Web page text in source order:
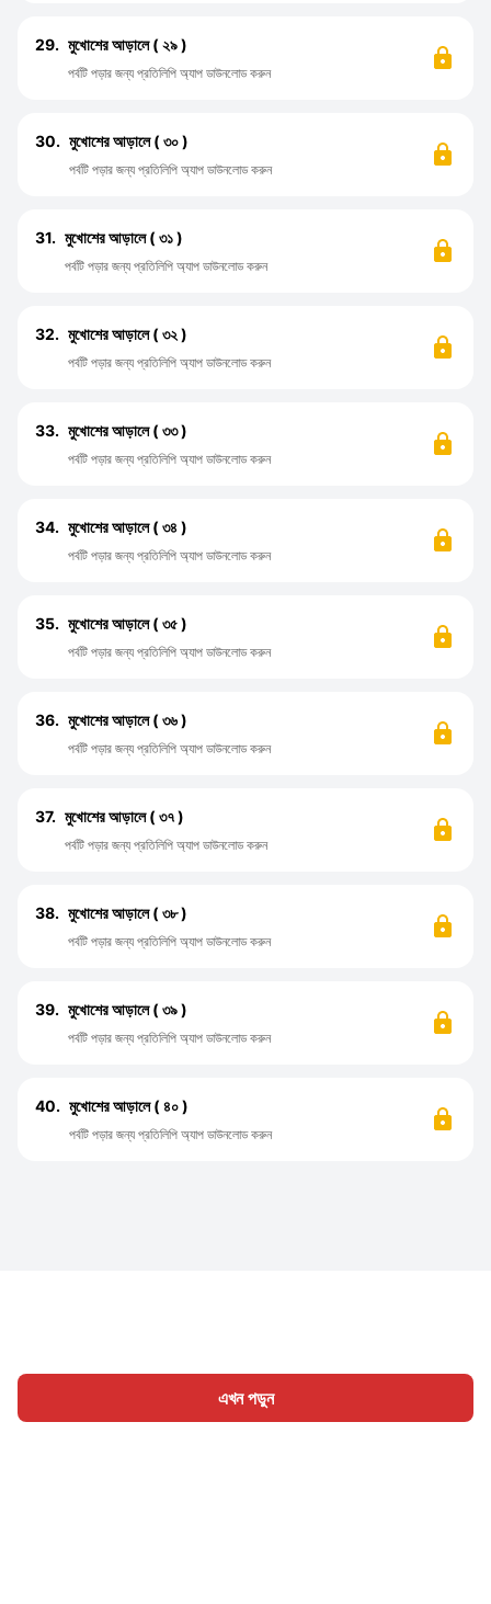
এখন পড়ুন
29. মুখোশের আড়ালে ( ২৯ )
পর্বটি পড়ার জন্য প্রতিলিপি অ্যাপ ডাউনলোড করুন
30. মুখোশের আড়ালে ( ৩০ )
পর্বটি পড়ার জন্য প্রতিলিপি অ্যাপ ডাউনলোড করুন
31. মুখোশের আড়ালে ( ৩১ )
পর্বটি পড়ার জন্য প্রতিলিপি অ্যাপ ডাউনলোড করুন
32. মুখোশের আড়ালে ( ৩২ )
পর্বটি পড়ার জন্য প্রতিলিপি অ্যাপ ডাউনলোড করুন
33. মুখোশের আড়ালে ( ৩৩ )
পর্বটি পড়ার জন্য প্রতিলিপি অ্যাপ ডাউনলোড করুন
34. মুখোশের আড়ালে ( ৩৪ )
পর্বটি পড়ার জন্য প্রতিলিপি অ্যাপ ডাউনলোড করুন
35. মুখোশের আড়ালে ( ৩৫ )
পর্বটি পড়ার জন্য প্রতিলিপি অ্যাপ ডাউনলোড করুন
36. মুখোশের আড়ালে ( ৩৬ )
পর্বটি পড়ার জন্য প্রতিলিপি অ্যাপ ডাউনলোড করুন
37. মুখোশের আড়ালে ( ৩৭ )
পর্বটি পড়ার জন্য প্রতিলিপি অ্যাপ ডাউনলোড করুন
38. মুখোশের আড়ালে ( ৩৮ )
পর্বটি পড়ার জন্য প্রতিলিপি অ্যাপ ডাউনলোড করুন
39. মুখোশের আড়ালে ( ৩৯ )
পর্বটি পড়ার জন্য প্রতিলিপি অ্যাপ ডাউনলোড করুন
40. মুখোশের আড়ালে ( ৪০ )
পর্বটি পড়ার জন্য প্রতিলিপি অ্যাপ ডাউনলোড করুন
হোম শ্রেণী লিখুন প্রবন্ধ সাইন ইন